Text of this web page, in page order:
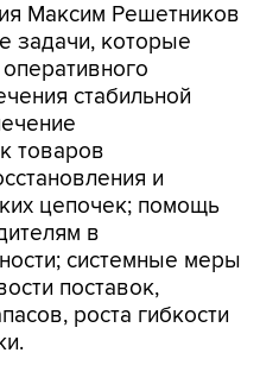
Максим Решетников
задачи, которые
стабильной
товаров
и
цепочек; помощь
в
системные меры
поставок,
роста гибкости